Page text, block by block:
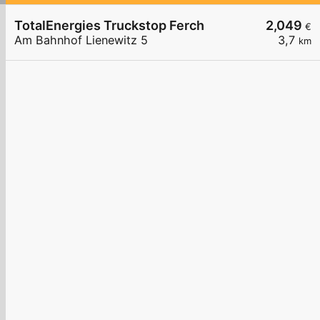
2,049 €
3,7 km
TotalEnergies Truckstop Ferch
Am Bahnhof Lienewitz 5